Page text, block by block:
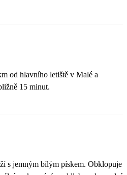
od hlavního letiště v Malé a
15 minut.
s jemným bílým pískem. Obklopuje